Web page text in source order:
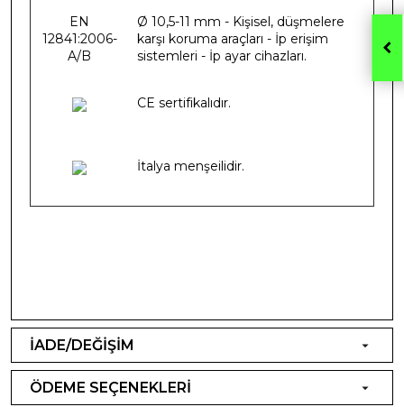
EN
12841:2006-
A/B
Ø 10,5-11 mm - Kişisel, düşmelere
karşı koruma araçları - İp erişim
sistemleri - İp ayar cihazları.
CE sertifikalıdır.
İtalya menşeilidir.
İADE/DEĞİŞİM
ÖDEME SEÇENEKLERİ